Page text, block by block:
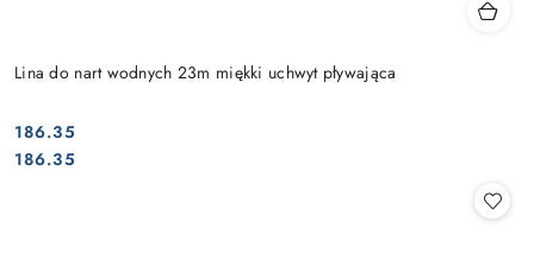
Lina do nart wodnych 23m miękki uchwyt pływająca
Cena:
186.35
Cena:
186.35